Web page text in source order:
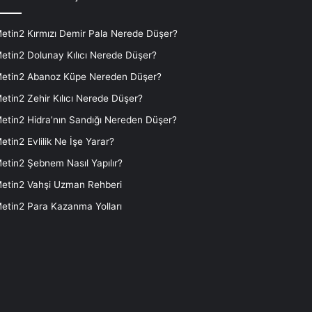
Kırmızı Demir Pala Nerede Düşer?
Dolunay Kılıcı Nerede Düşer?
Abanoz Küpe Nereden Düşer?
Zehir Kılıcı Nerede Düşer?
Hidra’nın Sandığı Nereden Düşer?
Evlilik Ne İşe Yarar?
Şebnem Nasıl Yapılır?
Vahşi Uzman Rehberi
Para Kazanma Yolları